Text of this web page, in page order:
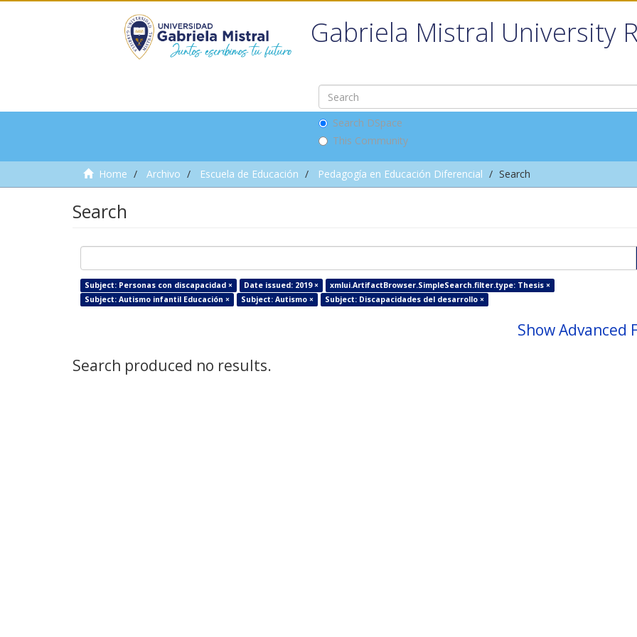
Gabriela Mistral University
Search DSpace
This Community
Home Archivo Escuela de Educación Pedagogía en Educación Diferencial Search
Search
Subject: Personas con discapacidad × Date issued: 2019 ×
xmlui.ArtifactBrowser.SimpleSearch.filter.type: Thesis ×
Subject: Autismo infantil Educación ×
Subject: Autismo × Subject: Discapacidades del desarrollo ×
Show Advanced
Search produced no results.